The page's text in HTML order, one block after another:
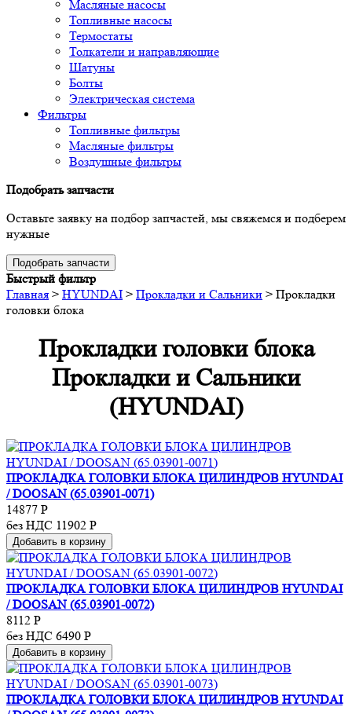
Масляные насосы
Топливные насосы
Термостаты
Толкатели и направляющие
Шатуны
Болты
Электрическая система
Фильтры
Топливные фильтры
Масляные фильтры
Воздушные фильтры
Подобрать запчасти
Оставьте заявку на подбор запчастей, мы свяжемся и подберем
нужные
Подобрать запчасти
Быстрый фильтр
Главная > HYUNDAI > Прокладки и Сальники > Прокладки
головки блока
Прокладки головки блока
Прокладки и Сальники
(HYUNDAI)
ПРОКЛАДКА ГОЛОВКИ БЛОКА ЦИЛИНДРОВ HYUNDAI
/ DOOSAN (65.03901-0071)
14877 Р
без НДС 11902 Р
Добавить в корзину
ПРОКЛАДКА ГОЛОВКИ БЛОКА ЦИЛИНДРОВ HYUNDAI
/ DOOSAN (65.03901-0072)
8112 Р
без НДС 6490 Р
Добавить в корзину
ПРОКЛАДКА ГОЛОВКИ БЛОКА ЦИЛИНДРОВ HYUNDAI